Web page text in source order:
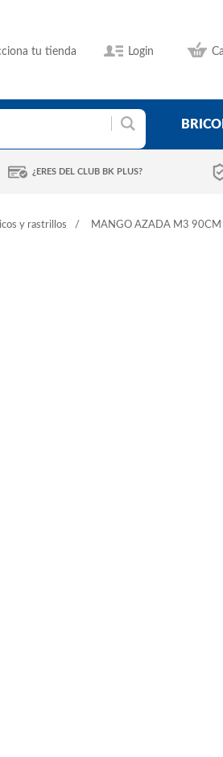
tu tienda Login
¿ERES DEL CLUB BK PLUS?
y rastrillos MANGO AZADA M3